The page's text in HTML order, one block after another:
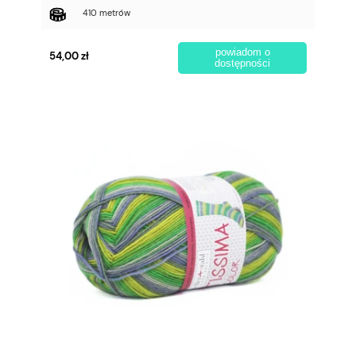
410 metrów
54,00 zł
powiadom o
dostępności